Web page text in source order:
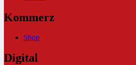
Kommerz
Shop
Digital